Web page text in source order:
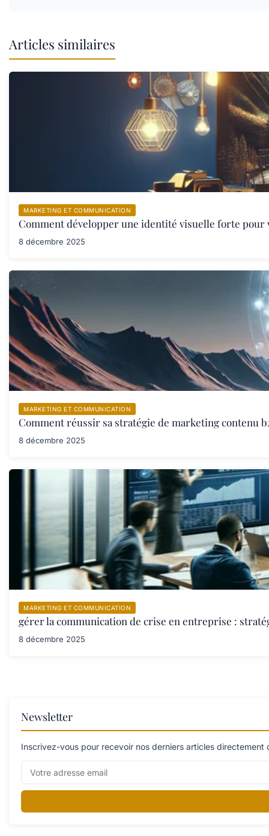
Articles similaires
MARKETING ET COMMUNICATION
Comment développer une identité visuelle forte pour
8 décembre 2025
MARKETING ET COMMUNICATION
Comment réussir sa stratégie de marketing contenu
8 décembre 2025
MARKETING ET COMMUNICATION
gérer la communication de crise en entreprise :
8 décembre 2025
Newsletter
Inscrivez-vous pour recevoir nos derniers articles directement